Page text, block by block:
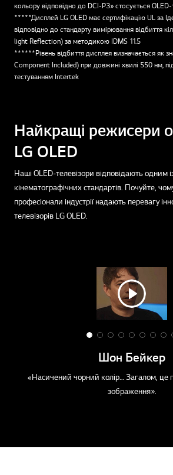
кольору відповідно до DCI-P3» стосується
*****Дисплей LG OLED має сертифікацію UL за
відповідно до стандарту вимірювання відбиття
light Reflection) за методикою IDMS 11.5
******Рівень відбиття дисплея визначається як
Component Included) при довжині хвилі 550 нм,
тестуванням Intertek
Найкращі режисери
LG OLED
Наші OLED-телевізори відповідають одним
кінематографічних стандартів. Почуйте,
професіонали індустрії надають перевагу
телевізорів LG OLED.
Шон Бейкер
«Насичений чорний колір… Загалом, це
зображення».
1 2
f
9
3
f
4
f
5
f
9
6
f
7
f
8
f